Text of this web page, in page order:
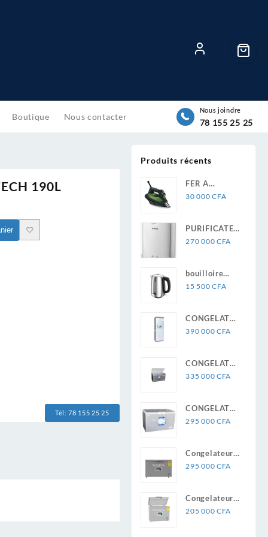
Boutique Nous contacter
Nous joindre
78 155 25 25
Tél: 78 155 25 25
190L
Produits récents
FER A
REPASSER
INTELLIGENCE
DW6030D1
30 000CFA
PURIFICATEUR
D’AIR
333m2/H
AC2889/10
270 000 CFA
bouilloire
électrique
15 500CFA
CONGELATEUR
ASTECH 10T
390 000 CFA
CONGELATEUR
ASTECH 580
335 000 CFA
CONGELATEUR
ASTECH
295 000 CFA
Congelateur
ASTECH
295 000 CFA
Congelateur
ASTECH
205 000 CFA